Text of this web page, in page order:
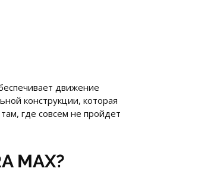
движение
конструкции, которая
где совсем не пройдет
MAX?